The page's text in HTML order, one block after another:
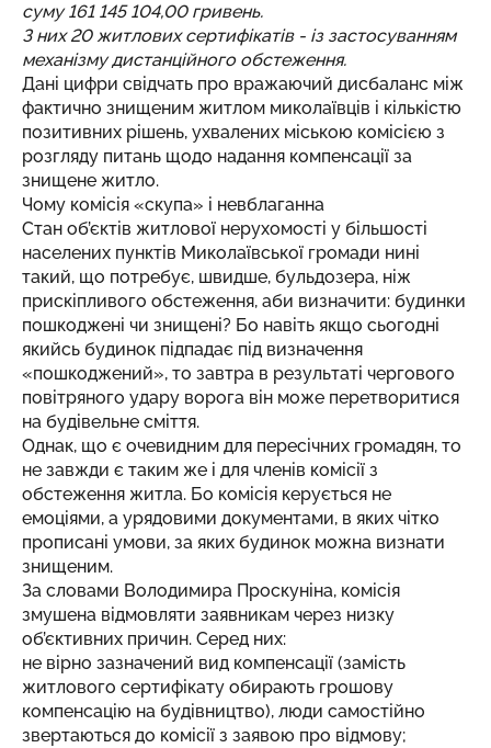
суму 161 145 104,00 гривень.
З них 20 житлових сертифікатів - із застосуванням
механізму дистанційного обстеження.
Дані цифри свідчать про вражаючий дисбаланс між
фактично знищеним житлом миколаївців і кількістю
позитивних рішень, ухвалених міською комісією з
розгляду питань щодо надання компенсації за
знищене житло.
Чому комісія «скупа» і невблаганна
Cтан об’єктів житлової нерухомості у більшості
населених пунктів Миколаївської громади нині
такий, що потребує, швидше, бульдозера, ніж
прискіпливого обстеження, аби визначити: будинки
пошкоджені чи знищені? Бо навіть якщо сьогодні
якийсь будинок підпадає під визначення
«пошкоджений», то завтра в результаті чергового
повітряного удару ворога він може перетворитися
на будівельне сміття.
Однак, що є очевидним для пересічних громадян, то
не завжди є таким же і для членів комісії з
обстеження житла. Бо комісія керується не
емоціями, а урядовими документами, в яких чітко
прописані умови, за яких будинок можна визнати
знищеним.
За словами Володимира Проскуніна, комісія
змушена відмовляти заявникам через низку
об’єктивних причин. Серед них:
не вірно зазначений вид компенсації (замість
житлового сертифікату обирають грошову
компенсацію на будівництво), люди самостійно
звертаються до комісії з заявою про відмову;